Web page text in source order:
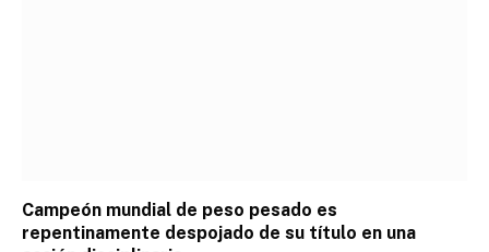
Campeón mundial de peso pesado es
repentinamente despojado de su título en una